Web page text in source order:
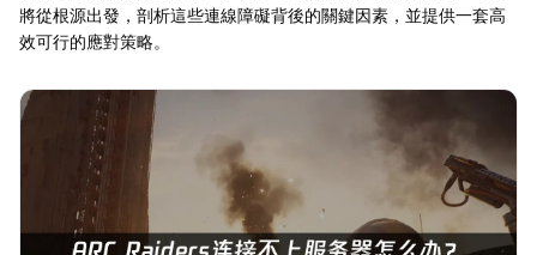
將從根源出發，剖析這些連線障礙背後的關鍵因素，並提供一套高
效可行的應對策略。